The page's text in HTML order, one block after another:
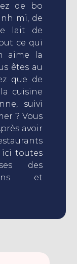
de bo
mi, de
lait de
ce qui
aime la
êtes au
que de
cuisine
suivi
? Vous
avoir
ici toutes
des
et